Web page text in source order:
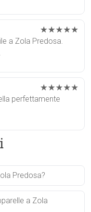
★★★★★
a Zola Predosa.
★★★★★
perfettamente
Predosa?
a Zola